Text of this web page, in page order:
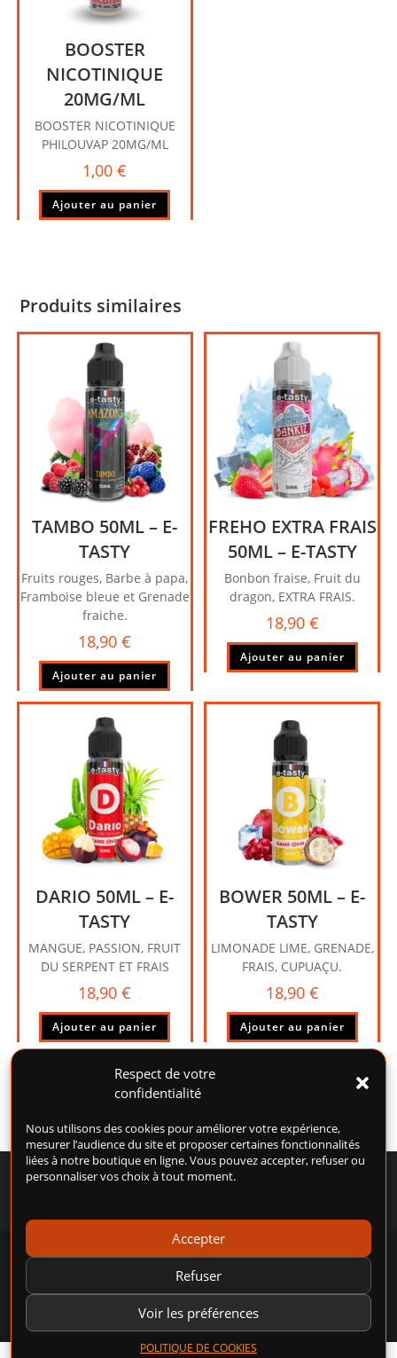
Respect de votre
confidentialité
Nous utilisons des cookies pour améliorer votre expérience,
mesurer l’audience du site et proposer certaines fonctionnalités
liées à notre boutique en ligne. Vous pouvez accepter, refuser ou
personnaliser vos choix à tout moment.
Accepter
Refuser
Voir les préférences
POLITIQUE DE COOKIES
BOOSTER
NICOTINIQUE
20MG/ML
BOOSTER NICOTINIQUE
PHILOUVAP 20MG/ML
1,00€
Ajouter au panier
Produits similaires
TAMBO 50ML – E-
TASTY
Fruits rouges, Barbe à papa,
Framboise bleue et Grenade
fraiche.
18,90€
Ajouter au panier
FREHO EXTRA FRAIS
50ML – E-TASTY
Bonbon fraise, Fruit du
dragon, EXTRA FRAIS.
18,90 €
Ajouter au panier
DARIO 50ML – E-
TASTY
MANGUE, PASSION, FRUIT
DU SERPENT ET FRAIS
18,90€
Ajouter au panier
BOWER 50ML – E-
TASTY
LIMONADE LIME, GRENADE,
FRAIS, CUPUAÇU.
18,90 €
Ajouter au panier
POLITIQUE DE COOKIES (UE)
CONDITIONS GÉNÉRALES D’UTILISATION (CGU)
CONDITIONS GÉNÉRALES DE VENTE (CGV)